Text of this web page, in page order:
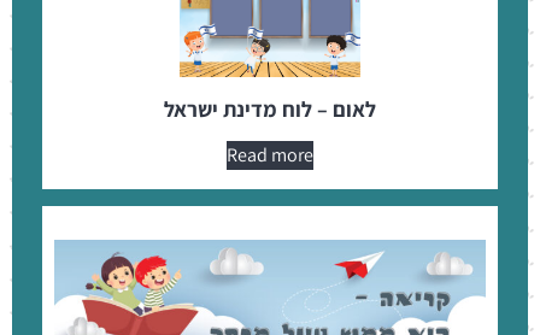
לאום – לוח מדינת ישראל
Read more